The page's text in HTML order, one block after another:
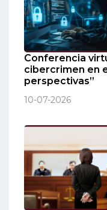
Conferencia
cibercrimen en
perspectivas”
10-07-2026